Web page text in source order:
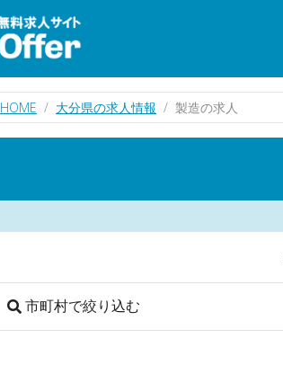
HOME 大分県の求人情報 製造の求人
市町村で絞り込む